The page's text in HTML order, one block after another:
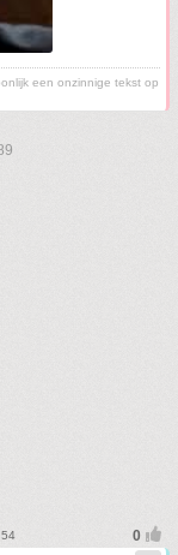
een onzinnige tekst op